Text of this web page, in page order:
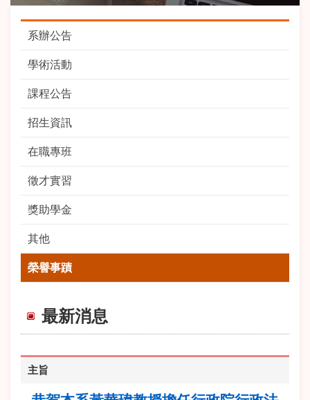
系辦公告
學術活動
課程公告
招生資訊
在職專班
徵才實習
獎助學金
其他
榮譽事蹟
最新消息
主旨